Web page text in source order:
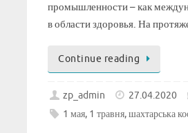
промышленности – как
в области здоровья. На
Continue reading
zp_admin 27.04.2020
1 мая, 1 травня,шахтарська